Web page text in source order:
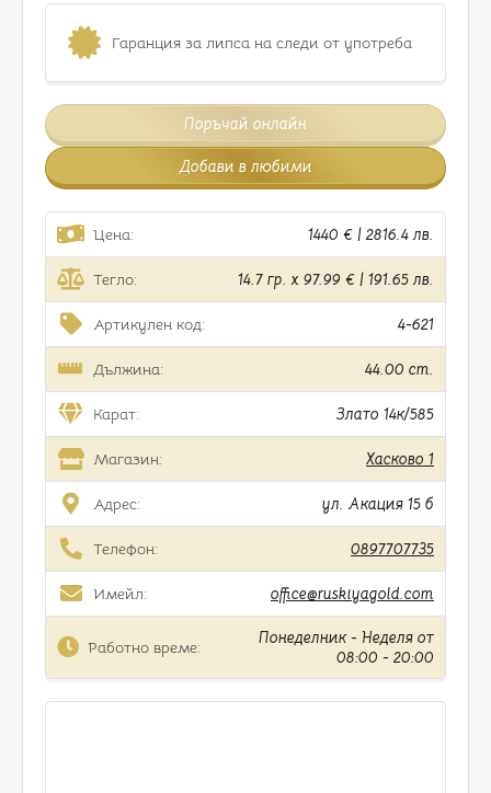
Гаранция за липса на следи от употреба
Поръчай онлайн
Добави в любими
Цена: 1440 € | 2816.4 лв.
Тегло: 14.7 гр. x 97.99 € | 191.65 лв.
Артикулен код: 4-621
Дължина: 44.00 cm.
Карат: Злато 14к/585
Магазин: Хасково 1
Адрес: ул. Акация 15 б
Телефон: 0897707735
Имейл: office@ruskiyagold.com
Работно време:
Понеделник - Неделя от
08:00 - 20:00